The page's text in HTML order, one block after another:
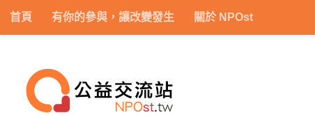
Skip to content
首頁 有你的參與，讓改變發生 關於 NPOst